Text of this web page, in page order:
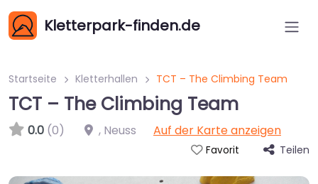
Kletterpark-finden.de
Startseite Kletterhallen TCT – The Climbing Team
TCT – The Climbing Team
0.0 (0) , Neuss Auf der Karte anzeigen
Favorit Teilen